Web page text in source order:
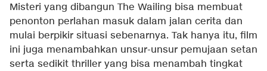
Misteri yang dibangun The Wailing bisa membuat
penonton perlahan masuk dalam jalan cerita dan
mulai berpikir situasi sebenarnya. Tak hanya itu, film
ini juga menambahkan unsur-unsur pemujaan setan
serta sedikit thriller yang bisa menambah tingkat